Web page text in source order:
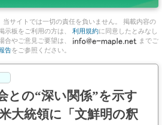
サイトでは一切の責任を負いません。 掲載内容の
示板をご利用の方は、 利用規約に同意したとみなし
合やご意見ご要望は、
までご
告をご参照ください。
との“深い関係”を示す
大統領に「文鮮明の釈